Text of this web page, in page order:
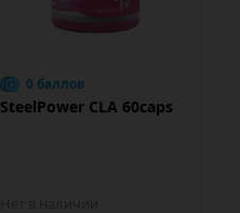
0 баллов
SteelPower CLA 60caps